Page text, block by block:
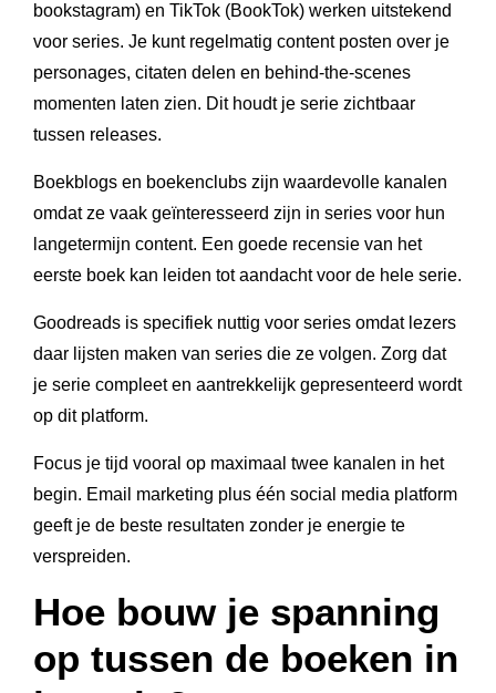
bookstagram) en TikTok (BookTok) werken uitstekend
voor series. Je kunt regelmatig content posten over je
personages, citaten delen en behind-the-scenes
momenten laten zien. Dit houdt je serie zichtbaar
tussen releases.
Boekblogs en boekenclubs zijn waardevolle kanalen
omdat ze vaak geïnteresseerd zijn in series voor hun
langetermijn content. Een goede recensie van het
eerste boek kan leiden tot aandacht voor de hele serie.
Goodreads is specifiek nuttig voor series omdat lezers
daar lijsten maken van series die ze volgen. Zorg dat
je serie compleet en aantrekkelijk gepresenteerd wordt
op dit platform.
Focus je tijd vooral op maximaal twee kanalen in het
begin. Email marketing plus één social media platform
geeft je de beste resultaten zonder je energie te
verspreiden.
Hoe bouw je spanning
op tussen de boeken in